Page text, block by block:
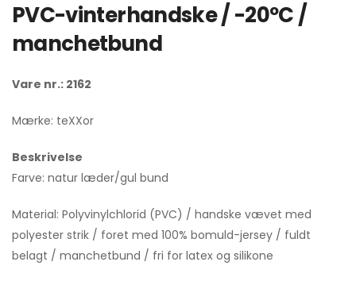
PVC-vinterhandske / -20ºC /
manchetbund
Vare nr.: 2162
Mærke: teXXor
Beskrivelse
Farve: natur læder/gul bund
Material: Polyvinylchlorid (PVC) / handske vævet med
polyester strik / foret med 100% bomuld-jersey / fuldt
belagt / manchetbund / fri for latex og silikone